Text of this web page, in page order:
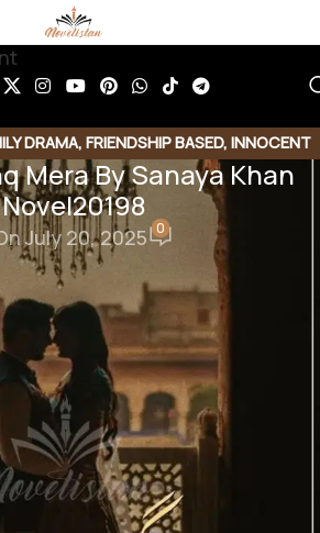
DRAMA, FRIENDSHIP BASED, INNOCENT
BASED,REVENGE BASED NOVELS,
URDU NOVEL
Mera By Sanaya Khan
Novel20198
July 20, 2025 0
Share this Novel
Share Link Copy Code
Mera By Sanaya
Khan